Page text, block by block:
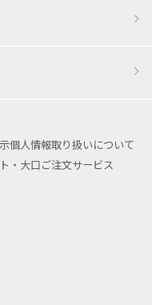
個人情報取り扱いについて
・大口ご注文サービス